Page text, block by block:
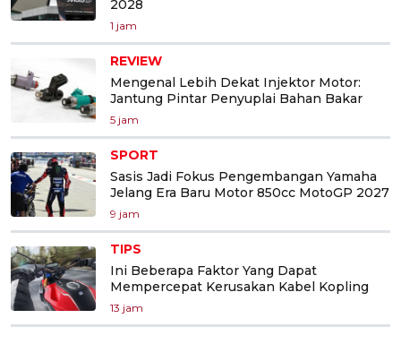
2028
1 jam
REVIEW
Mengenal Lebih Dekat Injektor Motor:
Jantung Pintar Penyuplai Bahan Bakar
5 jam
SPORT
Sasis Jadi Fokus Pengembangan Yamaha
Jelang Era Baru Motor 850cc MotoGP 2027
9 jam
TIPS
Ini Beberapa Faktor Yang Dapat
Mempercepat Kerusakan Kabel Kopling
13 jam